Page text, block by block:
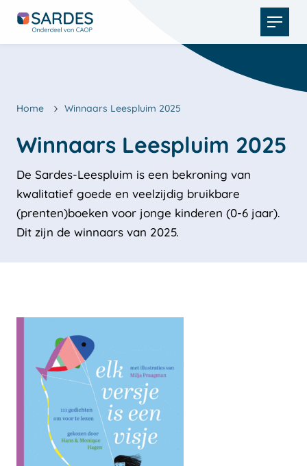
Open
menu
Home Winnaars Leespluim 2025
De Sardes-Leespluim is een bekroning van
kwalitatief goede en veelzijdig bruikbare
(prenten)boeken voor jonge kinderen (0-6 jaar).
Dit zijn de winnaars van 2025.